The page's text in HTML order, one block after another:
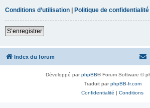
Conditions d’utilisation | Politique de confidentialité
S’enregistrer
Index du forum
Développé parphpBB® Forum Software ©
Traduit parphpBB-fr.com
Confidentialité | Conditions